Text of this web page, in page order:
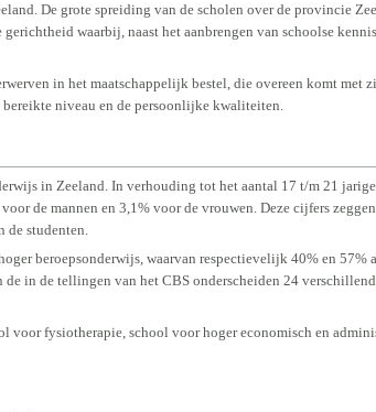
De grote spreiding van de scholen over de provincie
waarbij, naast het aanbrengen van schoolse
in het maatschappelijk bestel, die overeen komt met
niveau en de persoonlijke kwaliteiten.
in Zeeland. In verhouding tot het aantal 17 t/m 21
de mannen en 3,1% voor de vrouwen. Deze cijfers
studenten.
beroepsonderwijs, waarvan respectievelijk 40% en
in de tellingen van het CBS onderscheiden 24
voor fysiotherapie, school voor hoger economisch en